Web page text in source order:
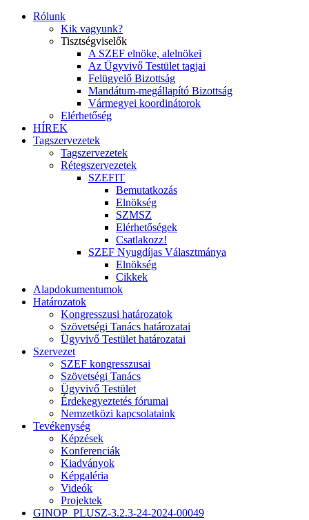
Rólunk
Kik vagyunk?
Tisztségviselők
A SZEF elnöke, alelnökei
Az Ügyvivő Testület tagjai
Felügyelő Bizottság
Mandátum-megállapító Bizottság
Vármegyei koordinátorok
Elérhetőség
HÍREK
Tagszervezetek
Tagszervezetek
Rétegszervezetek
SZEFIT
Bemutatkozás
Elnökség
SZMSZ
Elérhetőségek
Csatlakozz!
SZEF Nyugdíjas Választmánya
Elnökség
Cikkek
Alapdokumentumok
Határozatok
Kongresszusi határozatok
Szövetségi Tanács határozatai
Ügyvivő Testület határozatai
Szervezet
SZEF kongresszusai
Szövetségi Tanács
Ügyvivő Testület
Érdekegyeztetés fórumai
Nemzetközi kapcsolataink
Tevékenység
Képzések
Konferenciák
Kiadványok
Képgaléria
Videók
Projektek
GINOP_PLUSZ-3.2.3-24-2024-00049